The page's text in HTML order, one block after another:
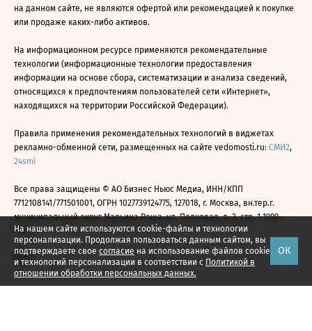
На нашем сайте используются cookie-файлы и технологии
персонализации. Продолжая пользоваться данным сайтом, вы
подтверждаете свое согласие на использование файлов cookie
и технологий персонализации в соответствии с Политикой в
отношении обработки персональных данных.
ОК
на данном сайте, не являются офертой или рекомендацией к покупке
или продаже каких-либо активов.
На информационном ресурсе применяются рекомендательные
технологии (информационные технологии предоставления
информации на основе сбора, систематизации и анализа сведений,
относящихся к предпочтениям пользователей сети «Интернет»,
находящихся на территории Российской Федерации).
Правила применения рекомендательных технологий в виджетах
рекламно-обменной сети, размещенных на сайте vedomosti.ru: СМИ2,
24smi
Все права защищены © АО Бизнес Ньюс Медиа, ИНН/КПП
7712108141/771501001, ОГРН 1027739124775, 127018, г. Москва, вн.тер.г.
муниципальный округ Марьина Роща, ул. Полковая, д. 3, стр. 1 1999—
2026